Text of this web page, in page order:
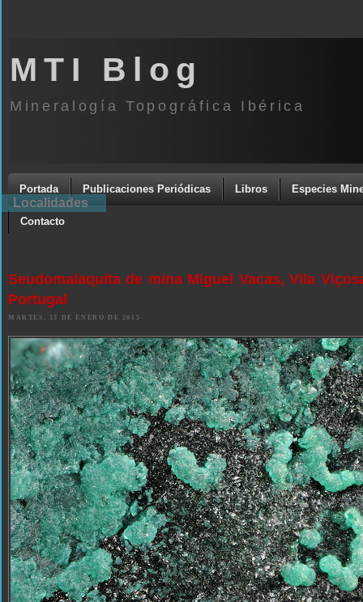
MTI Blog
Mineralogía Topográfica Ibérica
Portada Publicaciones Periódicas Libros Especies
Contacto
Seudomalaquita de mina Miguel Vacas, Vila
Portugal
MARTES, 13 DE ENERO DE 2015
Localidades